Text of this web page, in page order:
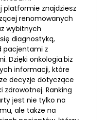
platformie znajdziesz
renomowanych
wybitnych
diagnostyką,
pacjentami z
Dzięki onkologia.biz
informacji, które
decyzje dotyczące
zdrowotnej. Ranking
jest nie tylko na
ale także na